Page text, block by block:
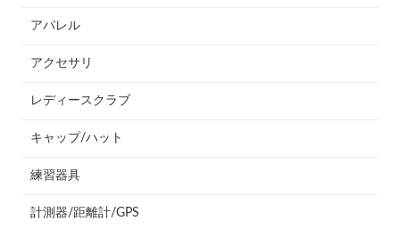
アパレル
アクセサリ
レディースクラブ
キャップ/ハット
練習器具
計測器/距離計/GPS